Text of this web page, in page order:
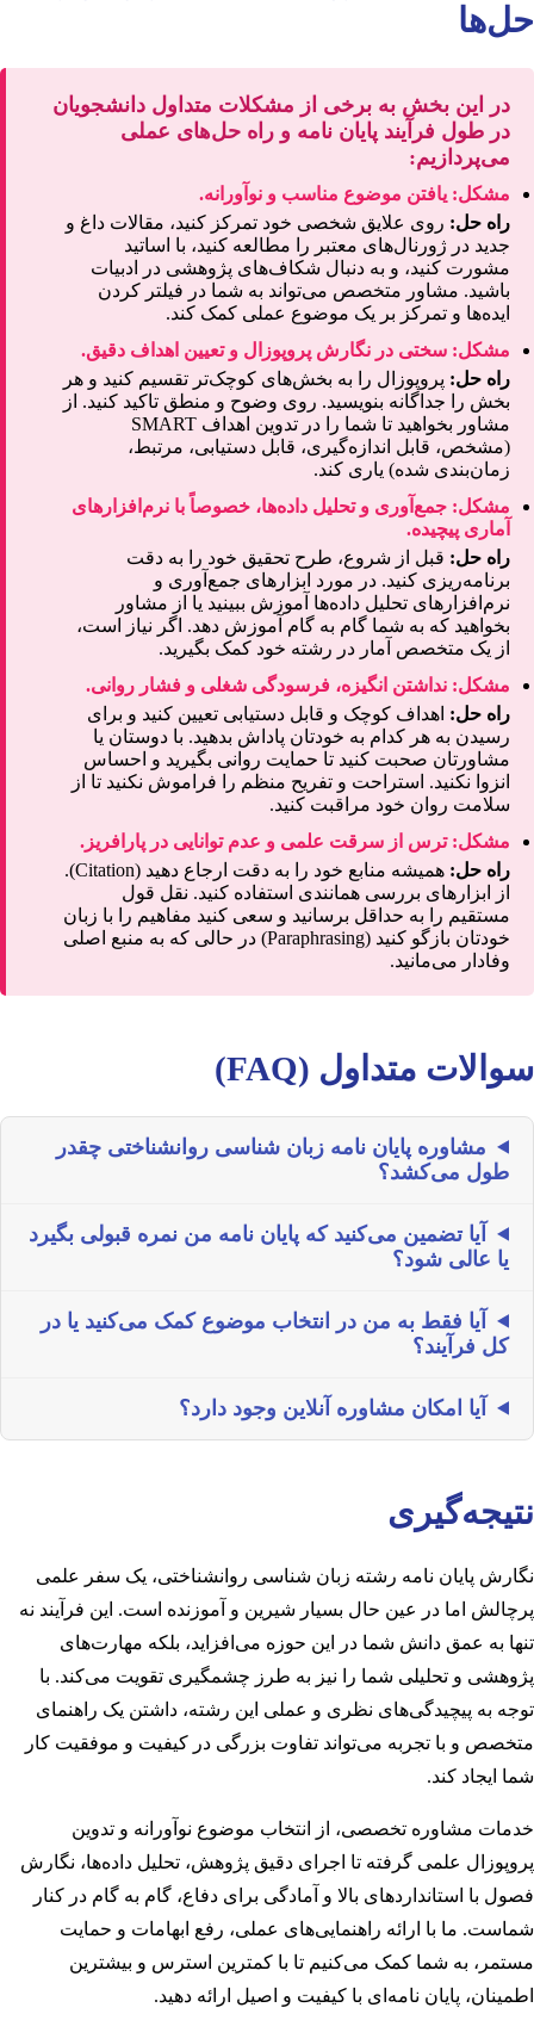
حل‌ها
در این بخش به برخی از مشکلات متداول دانشجویان
در طول فرآیند پایان نامه و راه حل‌های عملی
می‌پردازیم:
مشکل: یافتن موضوع مناسب و نوآورانه.
راه حل: روی علایق شخصی خود تمرکز کنید، مقالات داغ و
جدید در ژورنال‌های معتبر را مطالعه کنید، با اساتید
مشورت کنید، و به دنبال شکاف‌های پژوهشی در ادبیات
باشید. مشاور متخصص می‌تواند به شما در فیلتر کردن
ایده‌ها و تمرکز بر یک موضوع عملی کمک کند.
مشکل: سختی در نگارش پروپوزال و تعیین اهداف دقیق.
راه حل: پروپوزال را به بخش‌های کوچک‌تر تقسیم کنید و هر
بخش را جداگانه بنویسید. روی وضوح و منطق تاکید کنید. از
مشاور بخواهید تا شما را در تدوین اهداف SMART
(مشخص، قابل اندازه‌گیری، قابل دستیابی، مرتبط،
زمان‌بندی شده) یاری کند.
مشکل: جمع‌آوری و تحلیل داده‌ها، خصوصاً با نرم‌افزارهای
آماری پیچیده.
راه حل: قبل از شروع، طرح تحقیق خود را به دقت
برنامه‌ریزی کنید. در مورد ابزارهای جمع‌آوری و
نرم‌افزارهای تحلیل داده‌ها آموزش ببینید یا از مشاور
بخواهید که به شما گام به گام آموزش دهد. اگر نیاز است،
از یک متخصص آمار در رشته خود کمک بگیرید.
مشکل: نداشتن انگیزه، فرسودگی شغلی و فشار روانی.
راه حل: اهداف کوچک و قابل دستیابی تعیین کنید و برای
رسیدن به هر کدام به خودتان پاداش بدهید. با دوستان یا
مشاورتان صحبت کنید تا حمایت روانی بگیرید و احساس
انزوا نکنید. استراحت و تفریح منظم را فراموش نکنید تا از
سلامت روان خود مراقبت کنید.
مشکل: ترس از سرقت علمی و عدم توانایی در پارافریز.
راه حل:
همیشه منابع خود را به دقت ارجاع دهید (Citation).
از ابزارهای بررسی همانندی استفاده کنید. نقل قول
مستقیم را به حداقل برسانید و سعی کنید مفاهیم را با زبان
خودتان بازگو کنید (Paraphrasing) در حالی که به منبع اصلی
وفادار می‌مانید.
سوالات متداول (FAQ)
مشاوره پایان نامه زبان شناسی روانشناختی چقدر
طول می‌کشد؟
آیا تضمین می‌کنید که پایان نامه من نمره قبولی بگیرد
یا عالی شود؟
آیا فقط به من در انتخاب موضوع کمک می‌کنید یا در
کل فرآیند؟
آیا امکان مشاوره آنلاین وجود دارد؟
نتیجه‌گیری
نگارش پایان نامه رشته زبان شناسی روانشناختی، یک سفر علمی
پرچالش اما در عین حال بسیار شیرین و آموزنده است. این فرآیند نه
تنها به عمق دانش شما در این حوزه می‌افزاید، بلکه مهارت‌های
پژوهشی و تحلیلی شما را نیز به طرز چشمگیری تقویت می‌کند. با
توجه به پیچیدگی‌های نظری و عملی این رشته، داشتن یک راهنمای
متخصص و با تجربه می‌تواند تفاوت بزرگی در کیفیت و موفقیت کار
شما ایجاد کند.
خدمات مشاوره تخصصی، از انتخاب موضوع نوآورانه و تدوین
پروپوزال علمی گرفته تا اجرای دقیق پژوهش، تحلیل داده‌ها، نگارش
فصول با استانداردهای بالا و آمادگی برای دفاع، گام به گام در کنار
شماست. ما با ارائه راهنمایی‌های عملی، رفع ابهامات و حمایت
مستمر، به شما کمک می‌کنیم تا با کمترین استرس و بیشترین
اطمینان، پایان نامه‌ای با کیفیت و اصیل ارائه دهید.